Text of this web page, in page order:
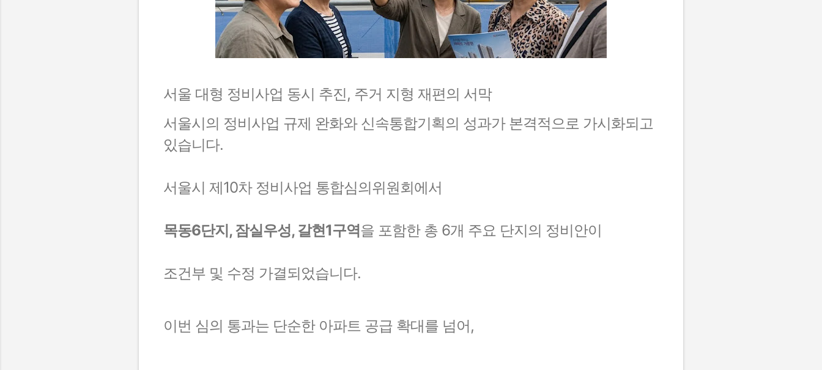
서울 대형 정비사업 동시 추진, 주거 지형 재편의 서막
서울시의 정비사업 규제 완화와 신속통합기획의 성과가 본격적으로 가시화되고
있습니다.
서울시 제10차 정비사업 통합심의위원회에서
목동6단지, 잠실우성, 갈현1구역을 포함한 총 6개 주요 단지의 정비안이
조건부 및 수정 가결되었습니다.
이번 심의 통과는 단순한 아파트 공급 확대를 넘어,